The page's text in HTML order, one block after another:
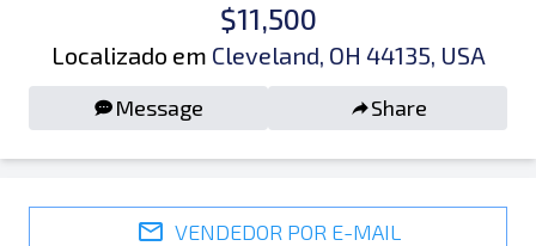
$11,500
Localizado em Cleveland, OH 44135, USA
Message Share
VENDEDOR POR E-MAIL